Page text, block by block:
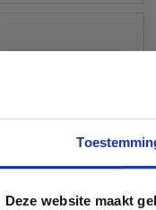
Deze website maakt